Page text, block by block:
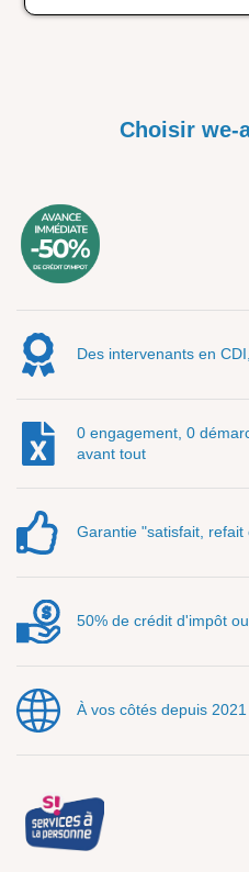
Choisir we-
Des intervenants en
0 engagement, 0
avant tout
Garantie "satisfait,
50% de crédit d'impôt
À vos côtés depuis 2021